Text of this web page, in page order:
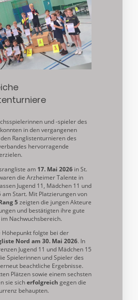
und -spieler des
in den vergangenen
Ranglistenturnieren des
hervorragende
am 17. Mai 2026 in St.
die Arzheimer Talente in
Jugend 11, Mädchen 11 und
am Start. Mit Platzierungen von
5zeigten die jungen Akteure
und bestätigten ihre gute
Nachwuchsbereich.
Höhepunkt folgte bei der
Nord am 30. Mai 2026. In
Jugend 11 und Mädchen 15
Spielerinnen und Spieler des
beachtliche Ergebnisse.
Plätzen sowie einem sechsten
sie sicherfolgreich gegen die
behaupten.